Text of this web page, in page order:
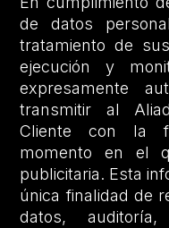
de datos
tratamiento de
ejecución y
expresamente
transmitir al
Cliente con la
momento en el
publicitaria. Esta
única finalidad de
datos,